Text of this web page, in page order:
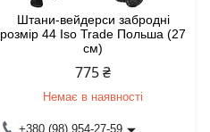
Штани-вейдерси забродні
розмір 44 Iso Trade Польша (27
см)
775 ₴
Немає в наявності
+380 (98) 954-27-59